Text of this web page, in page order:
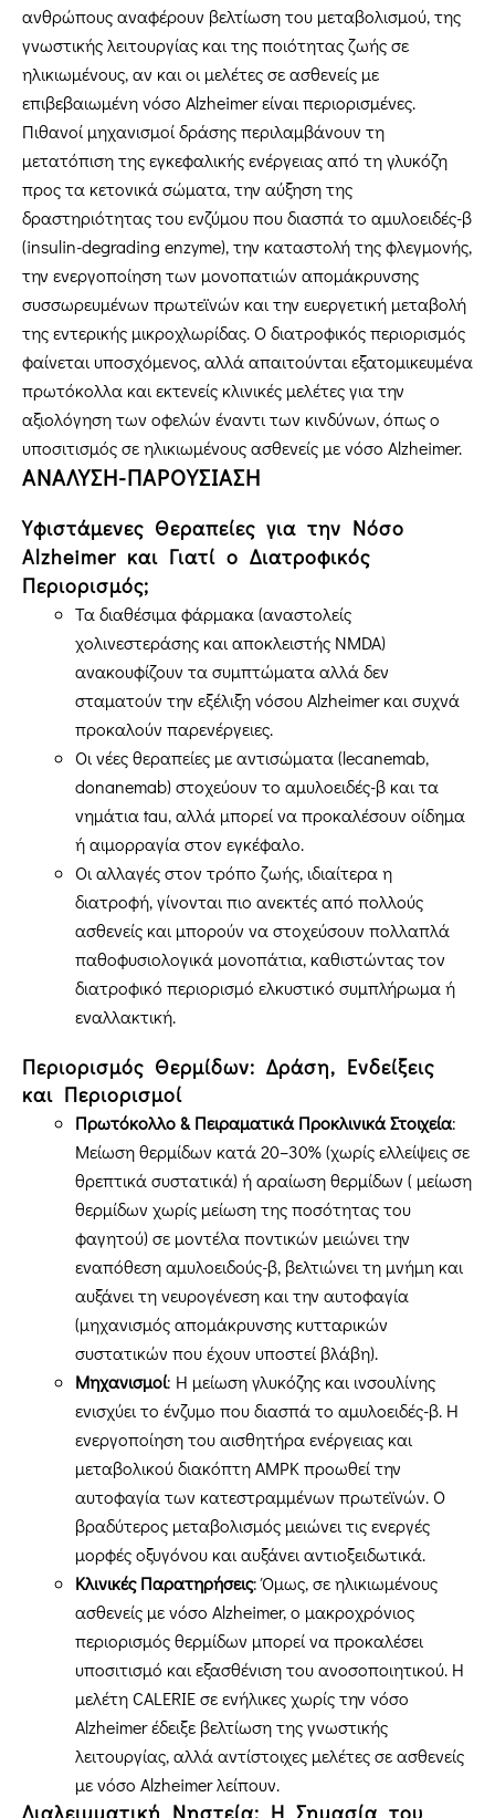
ανθρώπους αναφέρουν βελτίωση του μεταβολισμού, της
γνωστικής λειτουργίας και της ποιότητας ζωής σε
ηλικιωμένους, αν και οι μελέτες σε ασθενείς με
επιβεβαιωμένη νόσο Alzheimer είναι περιορισμένες.
Πιθανοί μηχανισμοί δράσης περιλαμβάνουν τη
μετατόπιση της εγκεφαλικής ενέργειας από τη γλυκόζη
προς τα κετονικά σώματα, την αύξηση της
δραστηριότητας του ενζύμου που διασπά το αμυλοειδές-β
(insulin-degrading enzyme), την καταστολή της φλεγμονής,
την ενεργοποίηση των μονοπατιών απομάκρυνσης
συσσωρευμένων πρωτεϊνών και την ευεργετική μεταβολή
της εντερικής μικροχλωρίδας. Ο διατροφικός περιορισμός
φαίνεται υποσχόμενος, αλλά απαιτούνται εξατομικευμένα
πρωτόκολλα και εκτενείς κλινικές μελέτες για την
αξιολόγηση των οφελών έναντι των κινδύνων, όπως ο
υποσιτισμός σε ηλικιωμένους ασθενείς με νόσο Alzheimer.
ΑΝΑΛΥΣΗ-ΠΑΡΟΥΣΙΑΣΗ
Υφιστάμενες Θεραπείες για την Νόσο
Alzheimer και Γιατί ο Διατροφικός
Περιορισμός;
Τα διαθέσιμα φάρμακα (αναστολείς
χολινεστεράσης και αποκλειστής NMDA)
ανακουφίζουν τα συμπτώματα αλλά δεν
σταματούν την εξέλιξη νόσου Alzheimer και συχνά
προκαλούν παρενέργειες.
Οι νέες θεραπείες με αντισώματα (lecanemab,
donanemab) στοχεύουν το αμυλοειδές-β και τα
νημάτια tau, αλλά μπορεί να προκαλέσουν οίδημα
ή αιμορραγία στον εγκέφαλο.
Οι αλλαγές στον τρόπο ζωής, ιδιαίτερα η
διατροφή, γίνονται πιο ανεκτές από πολλούς
ασθενείς και μπορούν να στοχεύσουν πολλαπλά
παθοφυσιολογικά μονοπάτια, καθιστώντας τον
διατροφικό περιορισμό ελκυστικό συμπλήρωμα ή
εναλλακτική.
Περιορισμός Θερμίδων: Δράση, Ενδείξεις
και Περιορισμοί
Πρωτόκολλο & Πειραματικά Προκλινικά Στοιχεία:
Μείωση θερμίδων κατά 20–30% (χωρίς ελλείψεις σε
θρεπτικά συστατικά) ή αραίωση θερμίδων ( μείωση
θερμίδων χωρίς μείωση της ποσότητας του
φαγητού) σε μοντέλα ποντικών μειώνει την
εναπόθεση αμυλοειδούς-β, βελτιώνει τη μνήμη και
αυξάνει τη νευρογένεση και την αυτοφαγία
(μηχανισμός απομάκρυνσης κυτταρικών
συστατικών που έχουν υποστεί βλάβη).
Μηχανισμοί: Η μείωση γλυκόζης και ινσουλίνης
ενισχύει το ένζυμο που διασπά το αμυλοειδές-β. Η
ενεργοποίηση του αισθητήρα ενέργειας και
μεταβολικού διακόπτη AMPK προωθεί την
αυτοφαγία των κατεστραμμένων πρωτεϊνών. Ο
βραδύτερος μεταβολισμός μειώνει τις ενεργές
μορφές οξυγόνου και αυξάνει αντιοξειδωτικά.
Κλινικές Παρατηρήσεις: Όμως, σε ηλικιωμένους
ασθενείς με νόσο Alzheimer, ο μακροχρόνιος
περιορισμός θερμίδων μπορεί να προκαλέσει
υποσιτισμό και εξασθένιση του ανοσοποιητικού. Η
μελέτη CALERIE σε ενήλικες χωρίς την νόσο
Alzheimer έδειξε βελτίωση της γνωστικής
λειτουργίας, αλλά αντίστοιχες μελέτες σε ασθενείς
με νόσο Alzheimer λείπουν.
Διαλειμματική Νηστεία: Η Σημασία του